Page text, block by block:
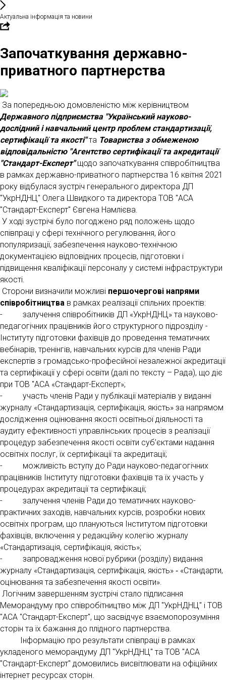
Актуальна інформація та новини
Започаткування державно-
приватного партнерства
За попередньою домовленістю між керівництвом
Державного підприємства "Український науково-
дослідний і навчальний центр проблем стандартизації,
сертифікації та якості"та Товариства з обмеженою
відповідальністю "Агентство сертифікації та акредитації
"Стандарт-Експерт"щодо започаткування співробітництва
в рамках державно-приватного партнерства 16 квітня 2021
року відбулася зустріч генерального директора ДП
"УкрНДНЦ" Олега Швидкого та директора ТОВ "АСА
"Стандарт-Експерт" Євгена Намлієва.
У ході зустрічі було погоджено ряд положень щодо
співпраці у сфері технічного регулювання, його
популяризації, забезпечення науково-технічною
документацією відповідних процесів, підготовки і
підвищення кваліфікації персоналу у системі інфраструктури
якості.
Сторони визначили можливі першочергові напрями
співробітництва в рамках реалізації спільних проектів:
- залучення співробітників ДП «УкрНДНЦ» та науково-
педагогічних працівників його структурного підрозділу -
Інституту підготовки фахівців до проведення тематичних
вебінарів, тренінгів, навчальних курсів для членів Ради
експертів з громадсько-професійної незалежної акредитації
та сертифікації у сфері освіти (далі по тексту – Рада), що діє
при ТОВ "АСА «Стандарт-Експерт»;
- участь членів Ради у публікації матеріалів у виданні
журналу «Стандартизація, сертифікація, якість» за напрямом
дослідження оцінювання якості освітньої діяльності та
аудиту ефективності управлінських процесів з реалізації
процедур забезпечення якості освіти суб’єктами надання
освітніх послуг, їх сертифікації та акредитації;
- можливість вступу до Ради науково-педагогічних
працівників Інституту підготовки фахівців та їх участь у
процедурах акредитації та сертифікації;
- залучення членів Ради до тематичних науково-
практичних заходів, навчальних курсів, розробки нових
освітніх програм, що плануються Інститутом підготовки
фахівців, включення у редакційну колегію журналу
«Стандартизація, сертифікація, якість»;
- запровадження нової рубрики (розділу) видання
журналу «Стандартизація, сертифікація, якість» ‑ «Стандарти,
оцінювання та забезпечення якості освіти».
Логічним завершенням зустрічі стало підписання
Меморандуму про співробітництво між ДП "УкрНДНЦ" і ТОВ
"АСА "Стандарт-Експерт", що засвідчує взаємопорозуміння
сторін та їх бажання до плідного партнерства.
Інформацію про результати співпраці в рамках
укладеного меморандуму ДП "УкрНДНЦ" та ТОВ "АСА
"Стандарт-Експерт" домовились висвітлювати на офіційних
інтернет ресурсах сторін.